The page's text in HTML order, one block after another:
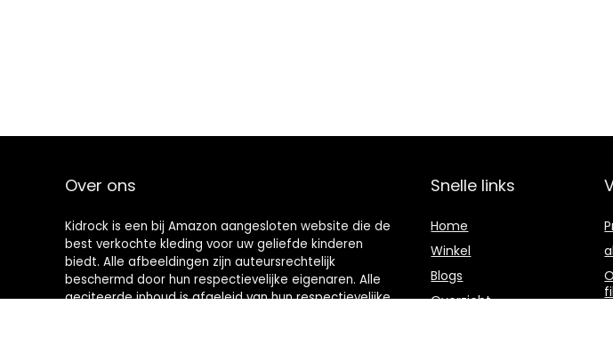
Over ons
Kidrock is een bij Amazon aangesloten website die de
best verkochte kleding voor uw geliefde kinderen
biedt. Alle afbeeldingen zijn auteursrechtelijk
beschermd door hun respectievelijke eigenaren. Alle
geciteerde inhoud is afgeleid van hun respectievelijke
Snelle links
Home
Winkel
Blogs
Overzicht